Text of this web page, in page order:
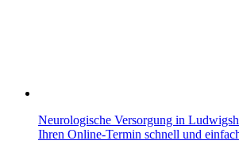
Neurologische Versorgung in
Ihren Online-Termin schnell und